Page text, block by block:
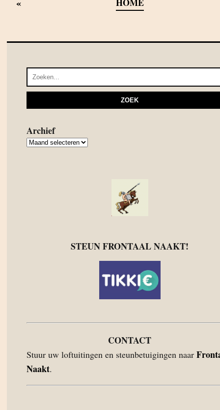
Archief
Archief
STEUN FRONTAAL NAAKT!
CONTACT
Stuur uw loftuitingen en steunbetuigingen naar
Naakt.